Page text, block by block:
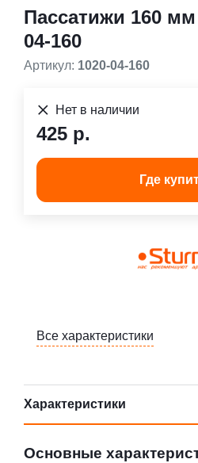
Пассатижи 160
04-160
Артикул: 1020-04-160
Нет в наличии
425 р.
Где
Все характеристики
Характеристики
Основные